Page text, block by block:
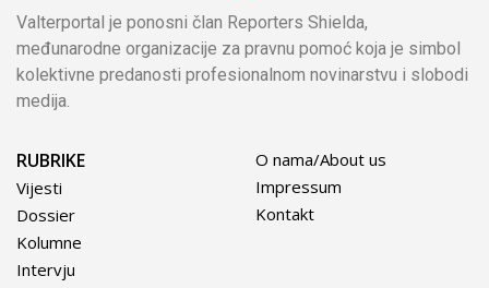
Valterportal je ponosni član Reporters Shielda,
međunarodne organizacije za pravnu pomoć koja je simbol
kolektivne predanosti profesionalnom novinarstvu i slobodi
medija.
RUBRIKE
Vijesti
Dossier
Kolumne
Intervju
O nama/About us
Impressum
Kontakt